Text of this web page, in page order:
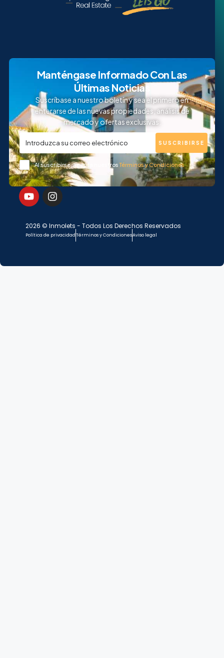
Manténgase Informado Con Las
Últimas Noticias
Suscríbase a nuestro boletín y sea el primero en
enterarse de las nuevas propiedades, análisis de
mercado y ofertas exclusivas.
Al suscribirse, acepta nuestrosTérminos y Condiciones
SUSCRIBIRSE
2026 © Inmolets - Todos Los Derechos Reservados
Política de privacidadTérminos y CondicionesAviso legal